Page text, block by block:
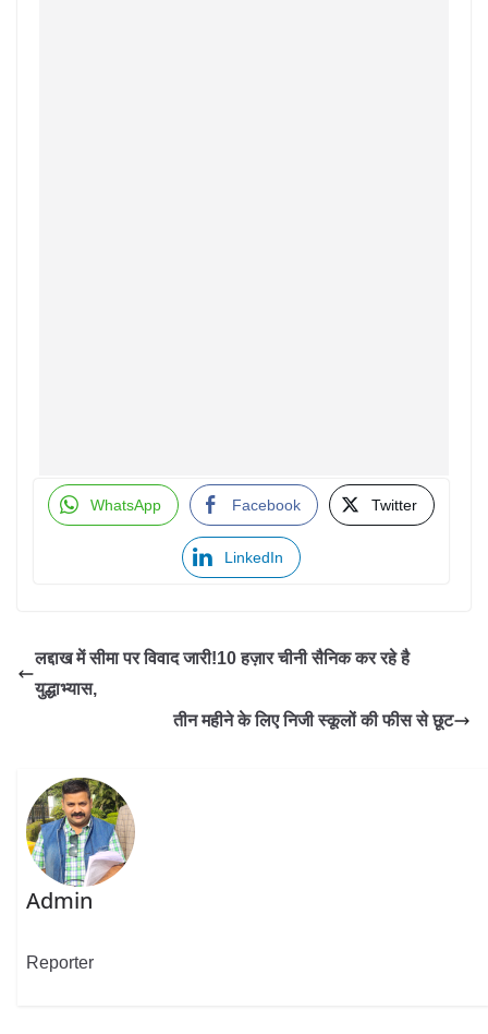
WhatsApp Facebook Twitter
LinkedIn
लद्दाख में सीमा पर विवाद जारी!10 हज़ार चीनी सैनिक कर रहे है
युद्धाभ्यास,
तीन महीने के लिए निजी स्कूलों की फीस से छूट
Admin
Reporter